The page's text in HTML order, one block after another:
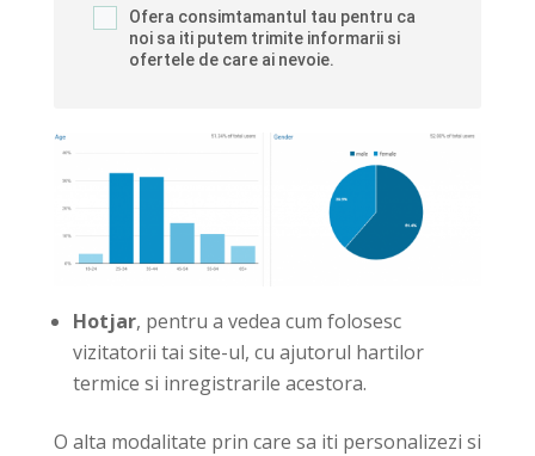
Ofera consimtamantul tau pentru ca
noi sa iti putem trimite informarii si
ofertele de care ai nevoie.
Hotjar, pentru a vedea cum folosesc
vizitatorii tai site-ul, cu ajutorul hartilor
termice si inregistrarile acestora.
O alta modalitate prin care sa iti personalizezi si